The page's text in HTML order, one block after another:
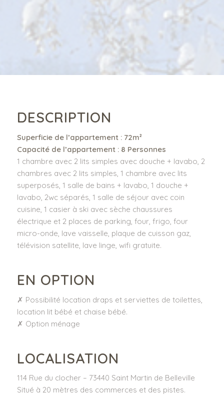
DESCRIPTION
Superficie de l’appartement : 72m²
Capacité de l’appartement : 8 Personnes
1 chambre avec 2 lits simples avec douche + lavabo, 2
chambres avec 2 lits simples, 1 chambre avec lits
superposés, 1 salle de bains + lavabo, 1 douche +
lavabo, 2wc séparés, 1 salle de séjour avec coin
cuisine, 1 casier à ski avec sèche chaussures
électrique et 2 places de parking, four, frigo, four
micro-onde, lave vaisselle, plaque de cuisson gaz,
télévision satellite, lave linge, wifi gratuite.
EN OPTION
✗ Possibilité location draps et serviettes de toilettes,
location lit bébé et chaise bébé.
✗ Option ménage
LOCALISATION
114 Rue du clocher – 73440 Saint Martin de Belleville
Situé à 20 mètres des commerces et des pistes.